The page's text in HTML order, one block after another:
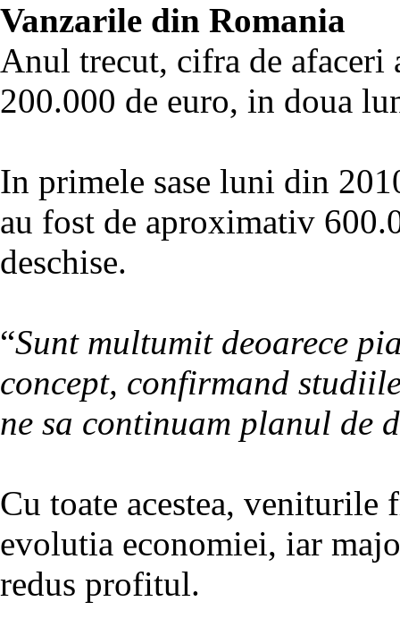
Vanzarile din Romania
Anul trecut, cifra de afaceri
200.000 de euro, in doua
In primele sase luni din
au fost de aproximativ
deschise.
“Sunt multumit deoarece
concept, confirmand
ne sa continuam planul de
Cu toate acestea, veniturile
evolutia economiei, iar
redus profitul.